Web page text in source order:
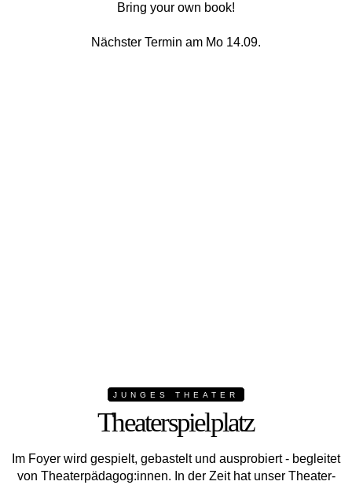
Bring your own book!
Nächster Termin am Mo 14.09.
JUNGES THEATER
Theaterspielplatz
Im Foyer wird gespielt, gebastelt und ausprobiert - begleitet
von Theaterpädagog:innen. In der Zeit hat unser Theater-